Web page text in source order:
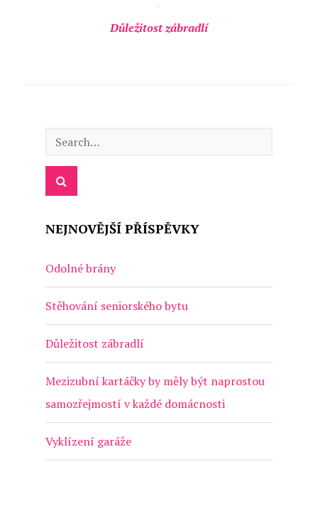
Důležitost zábradlí
NEJNOVĚJŠÍ PŘÍSPĚVKY
Odolné brány
Stěhování seniorského bytu
Důležitost zábradlí
Mezizubní kartáčky by měly být naprostou
samozřejmostí v každé domácnosti
Vyklízení garáže